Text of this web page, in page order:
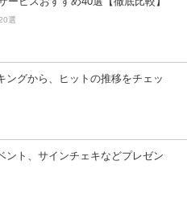
選
ングから、ヒットの推移をチェッ
ント、サインチェキなどプレゼン